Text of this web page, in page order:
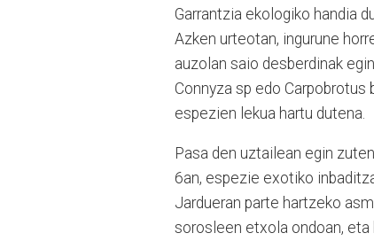
Garrantzia ekologiko handia
Azken urteotan, ingurune
auzolan saio desberdinak
Connyza sp edo
espezien lekua hartu dutena.
Pasa den uztailean egin
6an, espezie exotiko
Jardueran parte hartzeko
sorosleen etxola ondoan, eta